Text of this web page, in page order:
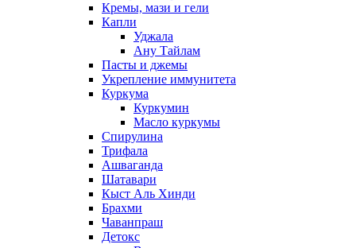
Кремы, мази и гели
Капли
Уджала
Ану Тайлам
Пасты и джемы
Укрепление иммунитета
Куркума
Куркумин
Масло куркумы
Спирулина
Трифала
Ашваганда
Шатавари
Кыст Аль Хинди
Брахми
Чаванпраш
Детокс